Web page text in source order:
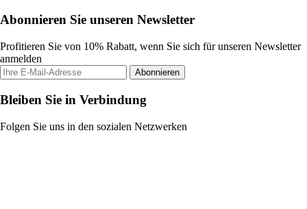
Abonnieren Sie unseren Newsletter
Profitieren Sie von 10% Rabatt, wenn Sie sich für unseren Newsletter
anmelden
Abonnieren
Bleiben Sie in Verbindung
Folgen Sie uns in den sozialen Netzwerken